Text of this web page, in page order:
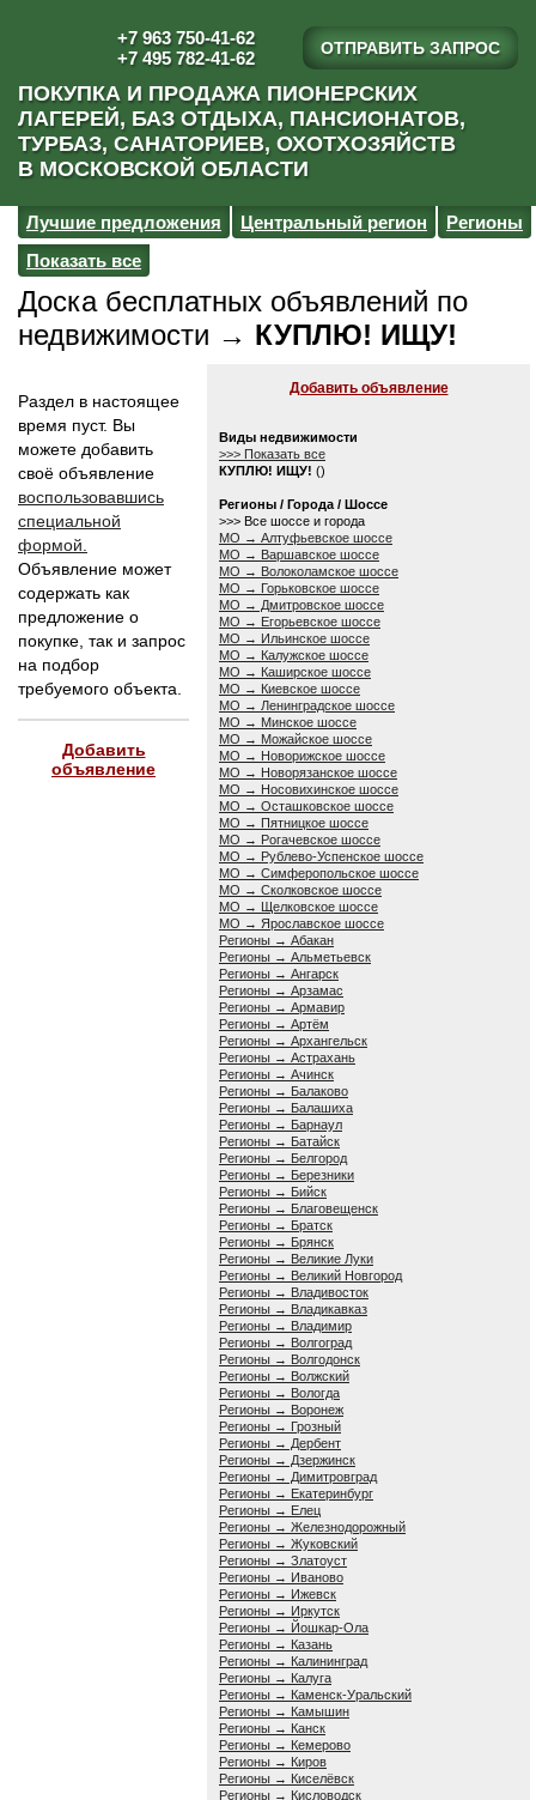
ОТПРАВИТЬ ЗАПРОС
+7 963 750-41-62
+7 495 782-41-62
ПОКУПКА И ПРОДАЖА ПИОНЕРСКИХ
ЛАГЕРЕЙ, БАЗ ОТДЫХА, ПАНСИОНАТОВ,
ТУРБАЗ, САНАТОРИЕВ, ОХОТХОЗЯЙСТВ
В МОСКОВСКОЙ ОБЛАСТИ
Лучшие предложения Центральный регион
Регионы
Показать все
Доска бесплатных объявлений по
недвижимости → КУПЛЮ! ИЩУ!
Раздел в настоящее
время пуст. Вы
можете добавить
своё объявление
воспользовавшись
специальной
формой.
Объявление может
содержать как
предложение о
покупке, так и запрос
на подбор
требуемого объекта.
Добавить
объявление
Добавить объявление
Виды недвижимости
>>> Показать все
КУПЛЮ! ИЩУ! ()
Регионы / Города / Шоссе
>>> Все шоссе и города
МО → Алтуфьевское шоссе
МО → Варшавское шоссе
МО → Волоколамское шоссе
МО → Горьковское шоссе
МО → Дмитровское шоссе
МО → Егорьевское шоссе
МО → Ильинское шоссе
МО → Калужское шоссе
МО → Каширское шоссе
МО → Киевское шоссе
МО → Ленинградское шоссе
МО → Минское шоссе
МО → Можайское шоссе
МО → Новорижское шоссе
МО → Новорязанское шоссе
МО → Носовихинское шоссе
МО → Осташковское шоссе
МО → Пятницкое шоссе
МО → Рогачевское шоссе
МО → Рублево-Успенское шоссе
МО → Симферопольское шоссе
МО → Сколковское шоссе
МО → Щелковское шоссе
МО → Ярославское шоссе
Регионы → Абакан
Регионы → Альметьевск
Регионы → Ангарск
Регионы → Арзамас
Регионы → Армавир
Регионы → Артём
Регионы → Архангельск
Регионы → Астрахань
Регионы → Ачинск
Регионы → Балаково
Регионы → Балашиха
Регионы → Барнаул
Регионы → Батайск
Регионы → Белгород
Регионы → Березники
Регионы → Бийск
Регионы → Благовещенск
Регионы → Братск
Регионы → Брянск
Регионы → Великие Луки
Регионы → Великий Новгород
Регионы → Владивосток
Регионы → Владикавказ
Регионы → Владимир
Регионы → Волгоград
Регионы → Волгодонск
Регионы → Волжский
Регионы → Вологда
Регионы → Воронеж
Регионы → Грозный
Регионы → Дербент
Регионы → Дзержинск
Регионы → Димитровград
Регионы → Екатеринбург
Регионы → Елец
Регионы → Железнодорожный
Регионы → Жуковский
Регионы → Златоуст
Регионы → Иваново
Регионы → Ижевск
Регионы → Иркутск
Регионы → Йошкар-Ола
Регионы → Казань
Регионы → Калининград
Регионы → Калуга
Регионы → Каменск-Уральский
Регионы → Камышин
Регионы → Канск
Регионы → Кемерово
Регионы → Киров
Регионы → Киселёвск
Регионы → Кисловодск